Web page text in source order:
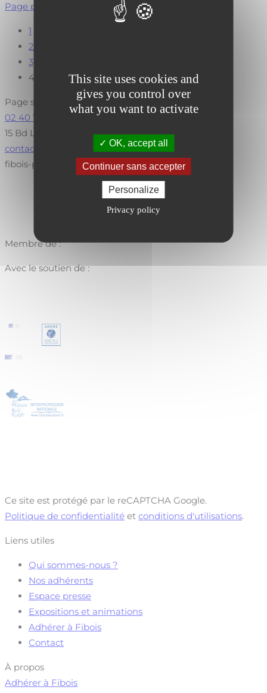
This site uses cookies and
gives you control over
what you want to activate
OK, accept all
Continuer sans accepter
Personalize
Privacy policy
Page précédente
1
2
3
4
Page suivante
02 40 73 73 30
15 Bd Léon Bureau, 44200 Nantes
contact@fibois-paysdelaloire.fr
fibois-paysdelaloire.fr
Membre de :
Avec le soutien de :
Ce site est protégé par le reCAPTCHA Google.
Politique de confidentialité et conditions d'utilisations.
Liens utiles
Qui sommes-nous ?
Nos adhérents
Espace presse
Expositions et animations
Adhérer à Fibois
Contact
À propos
Adhérer à Fibois